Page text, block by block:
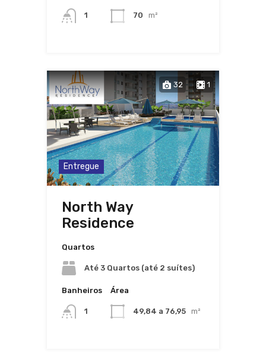
1 70 m²
32 1
Entregue
North Way
Residence
Quartos
Até 3 Quartos (até 2 suítes)
Banheiros
1
Área
49,84 a 76,95 m²